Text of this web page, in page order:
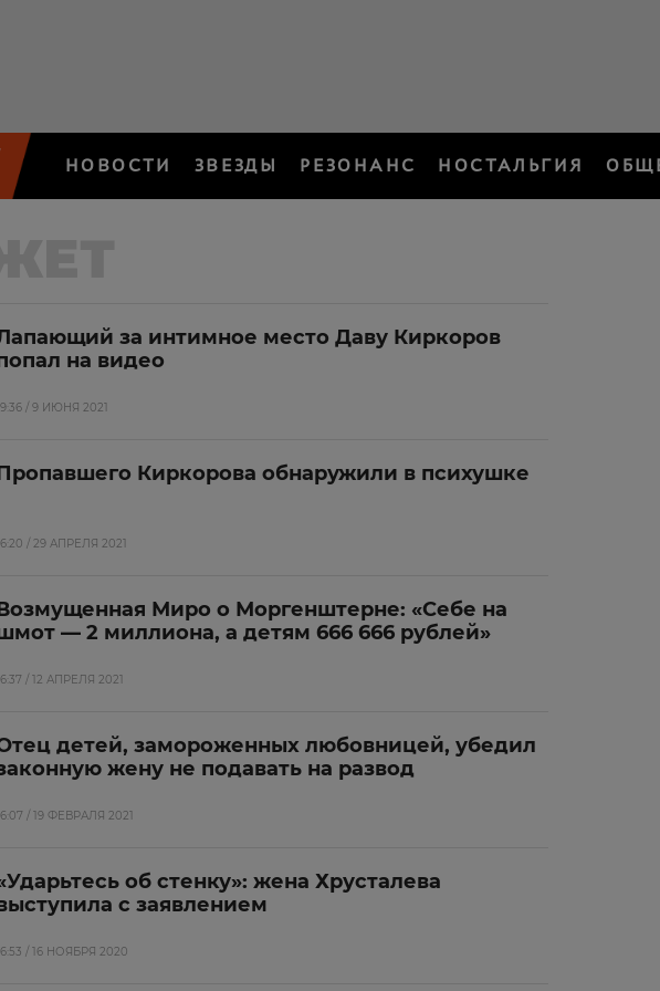
НОВОСТИ ЗВЕЗДЫ РЕЗОНАНС НОСТАЛЬГИЯ
за интимное место Даву Киркоров
на видео
/ 9 ИЮНЯ 2021
Киркорова обнаружили в психушке
/ 29 АПРЕЛЯ 2021
Миро о Моргенштерне: «Себе на
— 2 миллиона, а детям 666 666 рублей»
/ 12 АПРЕЛЯ 2021
детей, замороженных любовницей, убедил
жену не подавать на развод
/ 19 ФЕВРАЛЯ 2021
об стенку»: жена Хрусталева
с заявлением
/ 16 НОЯБРЯ 2020